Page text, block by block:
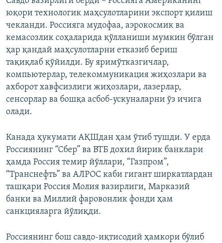
юқори технологик маҳсулотларини экспорт қилиш
чекланди. Россияга мудофаа, аэрокосмик ва
кемасозлик соҳаларида қўлланиши мумкин бўлган
ҳар қандай маҳсулотларни етказиб бериш
тақиқлаб қўйилди. Бу яримўтказгичлар,
компьютерлар, телекоммуникация жиҳозлари ва
ахборот хавфсизлиги жиҳозлари, лазерлар,
сенсорлар ва бошқа асбоб-ускуналарни ўз ичига
олади.
Канада ҳукумати АҚШдан ҳам ўтиб тушди. У ерда
Россиянинг “Сбер” ва ВТБ дохил йирик банклари
ҳамда Россия темир йўллари, “Газпром”,
“Транснефть” ва АЛРОС каби гигант ширкатлардан
ташқари Россия Молия вазирлиги, Марказий
банки ва Миллий фаровонлик фонди ҳам
санкцияларга йўлиқди.
Россиянинг бош савдо-иқтисодий ҳамкори бўлиб